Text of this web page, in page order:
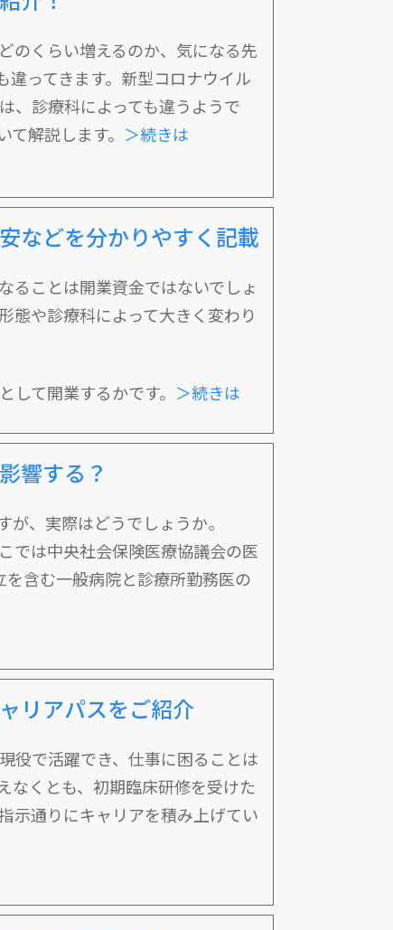
のくらい増えるのか、気になる先
ってきます。新型コロナウイル
、診療科によっても違うようで
解説します。 ＞続きは
などを分かりやすく記載
ることは開業資金ではないでしょ
態や診療科によって大きく変わり
て開業するかです。 ＞続きは
響する？
、実際はどうでしょうか。
では中央社会保険医療協議会の医
含む一般病院と診療所勤務医の
リアパスをご紹介
役で活躍でき、仕事に困ることは
なくとも、初期臨床研修を受けた
示通りにキャリアを積み上げてい